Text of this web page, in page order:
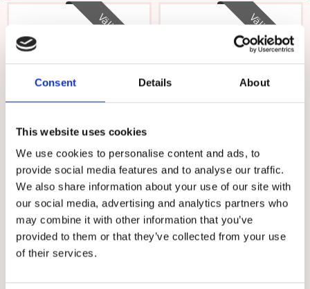
Consent Details About
This website uses cookies
We use cookies to personalise content and ads, to
provide social media features and to analyse our traffic.
We also share information about your use of our site with
our social media, advertising and analytics partners who
may combine it with other information that you’ve
provided to them or that they’ve collected from your use
of their services.
Välj storlek
Scholl Rio Wedge Adapta
Black
★★★★ ★
Scholl sandal RIO WG AD med
en flexibel korksula och en
skålad inners...
1000 kr
VÄLJ
Välj storlek
Scholl Malaren Low Adapt
Black
★★ ★★★
Scholl sandal MALAREN LOW AD
med en flexibel korksula och en
skålad i...
1100 kr